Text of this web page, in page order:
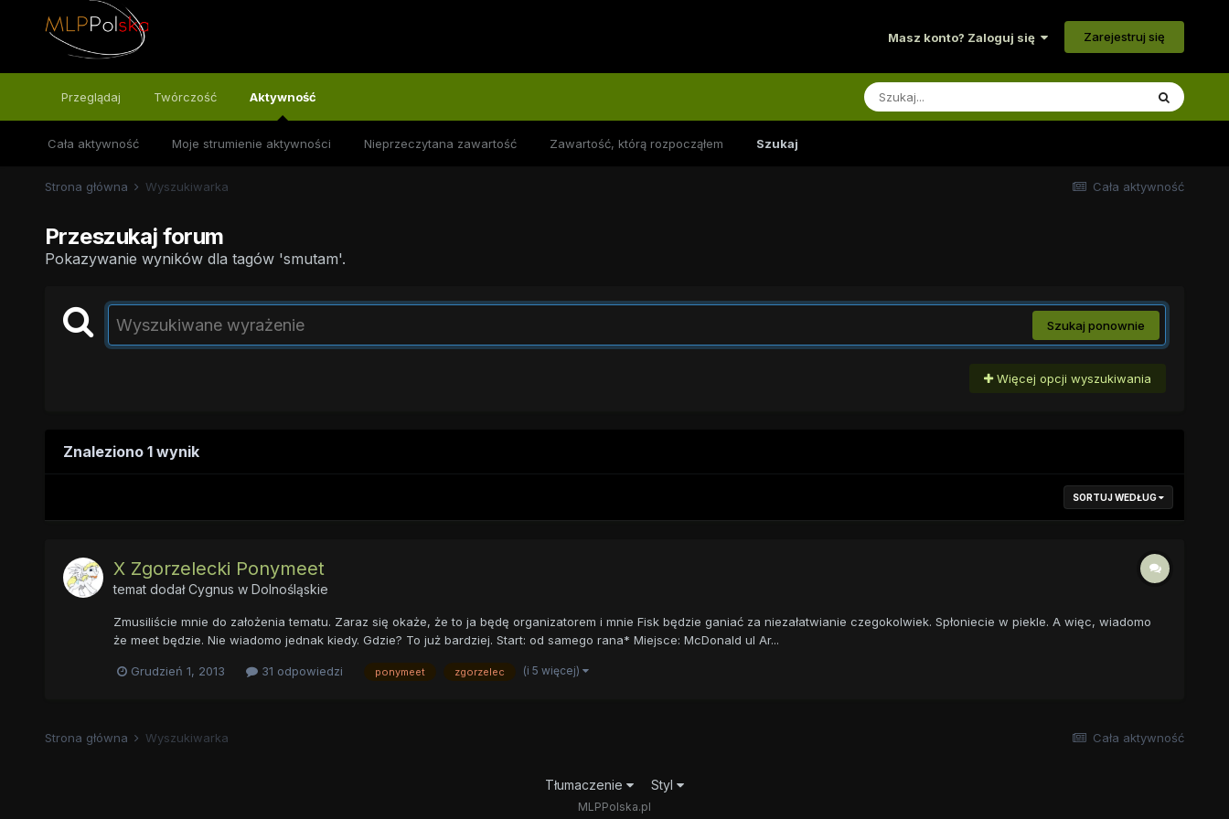
Masz konto? Zaloguj się Zarejestruj się
Przeglądaj Twórczość Aktywność
Cała aktywność Moje strumienie aktywności Nieprzeczytana zawartość Zawartość, którą rozpocząłem Szukaj
Cała aktywność
Strona główna Wyszukiwarka
Przeszukaj forum
Pokazywanie wyników dla tagów 'smutam'.
Szukaj ponownie
Więcej opcji wyszukiwania
Znaleziono 1 wynik
SORTUJ WEDŁUG
X Zgorzelecki Ponymeet
temat dodałCygnus w Dolnośląskie
Zmusiliście mnie do założenia tematu. Zaraz się okaże, że to ja będę organizatorem i mnie Fisk będzie ganiać za niezałatwianie czegokolwiek. Spłoniecie w piekle. A więc, wiadomo
że meet będzie. Nie wiadomo jednak kiedy. Gdzie? To już bardziej. Start: od samego rana* Miejsce: McDonald ul Ar...
Grudzień 1, 2013 31 odpowiedzi ponymeet zgorzelec (i 5 więcej)
Cała aktywność
Strona główna Wyszukiwarka
Tłumaczenie Styl
MLPPolska.pl